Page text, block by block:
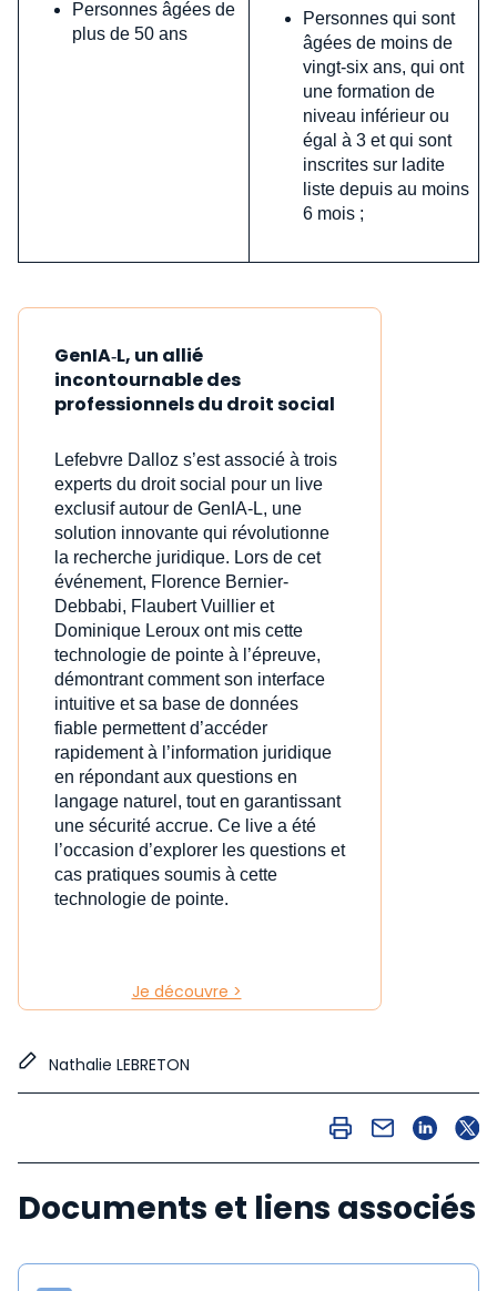
Personnes âgées de
plus de 50 ans
Personnes qui sont
âgées de moins de
vingt-six ans, qui ont
une formation de
niveau inférieur ou
égal à 3 et qui sont
inscrites sur ladite
liste depuis au moins
6 mois ;
GenIA‑L, un allié
incontournable des
professionnels du droit social
Lefebvre Dalloz s’est associé à trois
experts du droit social pour un live
exclusif autour de GenIA‑L, une
solution innovante qui révolutionne
la recherche juridique. Lors de cet
événement, Florence Bernier-
Debbabi, Flaubert Vuillier et
Dominique Leroux ont mis cette
technologie de pointe à l’épreuve,
démontrant comment son interface
intuitive et sa base de données
fiable permettent d’accéder
rapidement à l’information juridique
en répondant aux questions en
langage naturel, tout en garantissant
une sécurité accrue. Ce live a été
l’occasion d’explorer les questions et
cas pratiques soumis à cette
technologie de pointe.
Je découvre >
Nathalie LEBRETON
Documents et liens associés